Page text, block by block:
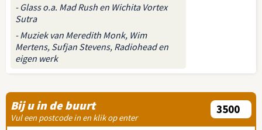
- Glass o.a. Mad Rush en Wichita Vortex
Sutra
- Muziek van Meredith Monk, Wim
Mertens, Sufjan Stevens, Radiohead en
eigen werk
Bij u in de buurt
Vul een postcode in en klik op enter